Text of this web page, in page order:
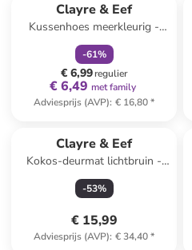
Clayre & Eef
Kussenhoes meerkleurig -
(L)45 x (B)45 cm
-61%
€ 6,99regulier
€ 6,49 met family
Adviesprijs (AVP): € 16,80*
Clayre & Eef
Kokos-deurmat lichtbruin -
(L)75 x (B)45 cm
-53%
€ 15,99
Adviesprijs (AVP): € 34,40*